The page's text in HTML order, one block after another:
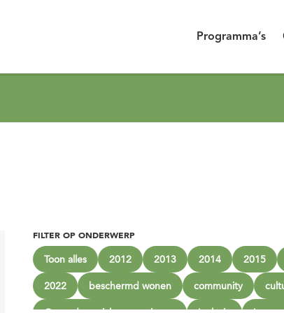
Programma’s
FILTER OP ONDERWERP
Toon alles 2012 2013 2014 2015
2022 beschermd wonen community